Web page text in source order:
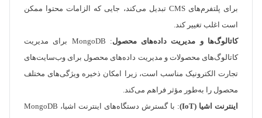
برای پلتفرم‌های CMS تبدیل می‌کند، جایی که الزامات محتوا ممکن
است اغلب تغییر کند.
کاتالوگ‌ها و مدیریت داده‌های محصول
: MongoDB برای مدیریت
کاتالوگ‌های محصولات و مدیریت داده‌های محصول برای وب‌سایت‌های
تجارت الکترونیک مناسب است، زیرا امکان ذخیره ویژگی‌های مختلف
محصول را به‌طور مؤثر فراهم می‌کند.
اینترنت اشیا (IoT)
: با گسترش دستگاه‌های اینترنت اشیا، MongoDB